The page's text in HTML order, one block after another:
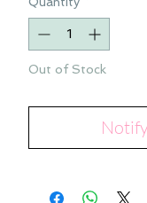
Out of Stock